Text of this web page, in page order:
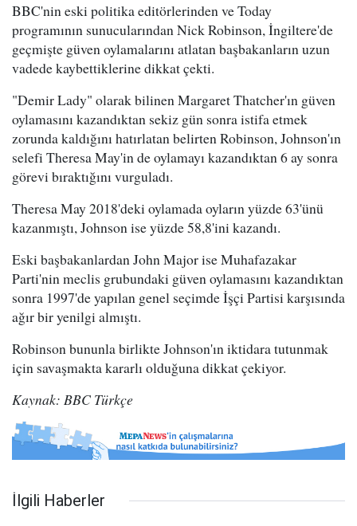
BBC'nin eski politika editörlerinden ve Today
programının sunucularından Nick Robinson, İngiltere'de
geçmişte güven oylamalarını atlatan başbakanların uzun
vadede kaybettiklerine dikkat çekti.
"Demir Lady" olarak bilinen Margaret Thatcher'ın güven
oylamasını kazandıktan sekiz gün sonra istifa etmek
zorunda kaldığını hatırlatan belirten Robinson, Johnson'ın
selefi Theresa May'in de oylamayı kazandıktan 6 ay sonra
görevi bıraktığını vurguladı.
Theresa May 2018'deki oylamada oyların yüzde 63'ünü
kazanmıştı, Johnson ise yüzde 58,8'ini kazandı.
Eski başbakanlardan John Major ise Muhafazakar
Parti'nin meclis grubundaki güven oylamasını kazandıktan
sonra 1997'de yapılan genel seçimde İşçi Partisi karşısında
ağır bir yenilgi almıştı.
Robinson bununla birlikte Johnson'ın iktidara tutunmak
için savaşmakta kararlı olduğuna dikkat çekiyor.
Kaynak: BBC Türkçe
İlgili Haberler